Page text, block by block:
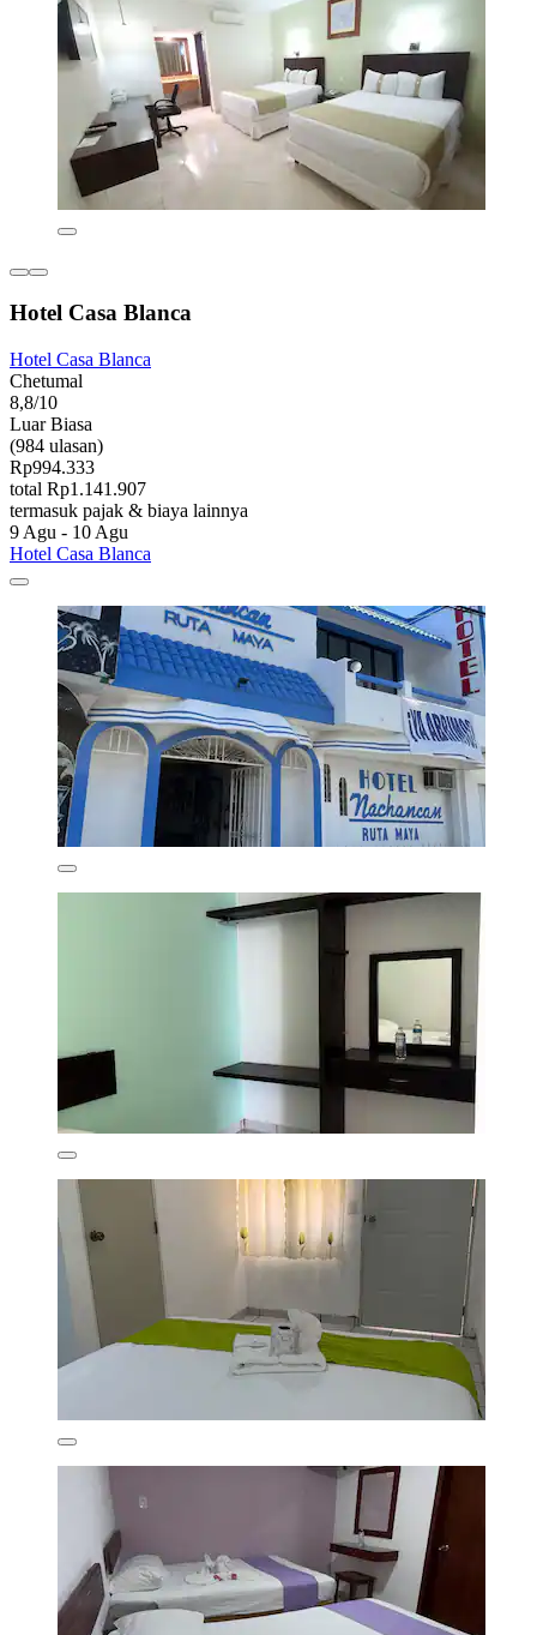
Hotel Casa Blanca
Hotel Casa Blanca
Chetumal
8,8/10
Luar Biasa
(984 ulasan)
Rp994.333
total Rp1.141.907
termasuk pajak & biaya lainnya
9 Agu - 10 Agu
Hotel Casa Blanca